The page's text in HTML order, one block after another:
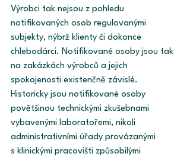
Výrobci tak nejsou z pohledu
notifikovaných osob regulovanými
subjekty, nýbrž klienty či dokonce
chlebodárci. Notifikované osoby jsou tak
na zakázkách výrobců a jejich
spokojenosti existenčně závislé.
Historicky jsou notifikované osoby
povětšinou technickými zkušebnami
vybavenými laboratořemi, nikoli
administrativními úřady provázanými
s klinickými pracovišti způsobilými